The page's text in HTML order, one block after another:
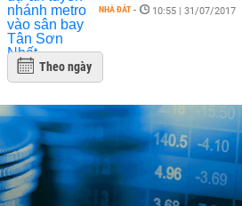
NHÀ ĐẤT - 10:55 | 31/07/2017
Theo ngày